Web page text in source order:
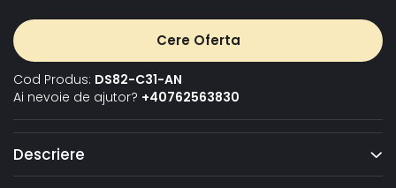
Cere Oferta
Cod Produs: DS82-C31-AN
Ai nevoie de ajutor? +40762563830
Descriere